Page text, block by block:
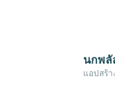
นกพลั
แอปสร้